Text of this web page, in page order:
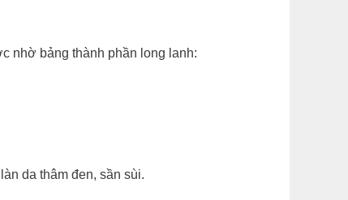
nhờ bảng thành phần long lanh:
da thâm đen, sần sùi.